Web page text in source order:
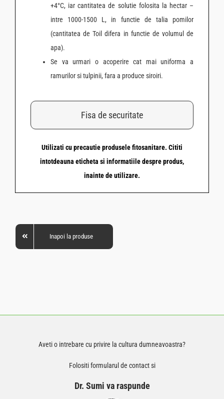
+4°C, iar cantitatea de solutie folosita la hectar –
intre 1000-1500 L, in functie de talia pomilor
(cantitatea de Toil difera in functie de volumul de
apa).
Se va urmari o acoperire cat mai uniforma a
ramurilor si tulpinii, fara a produce siroiri.
Fisa de securitate
Utilizati cu precautie produsele fitosanitare. Cititi
intotdeauna eticheta si informatiile despre produs,
inainte de utilizare.
Inapoi la produse
Aveti o intrebare cu privire la cultura dumneavoastra?
Folositi formularul de contact si
Dr. Sumi va raspunde